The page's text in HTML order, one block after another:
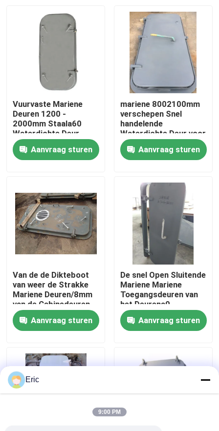
Thuis
Over ons
Fabrieksreis
Kwaliteitscontrole
Contacteer ons
Vraag een offerte aan
Company News
mariene deuren
Vuurvaste Mariene
Deuren 1200 -
2000mm Staala60
Waterdichte Deur
8mm Dikte
Aanvraag sturen
mariene 8002100mm
verschepen Snel
handelende
Waterdichte Deur voor
Scheepsbouw
Aanvraag sturen
Van de de Dikteboot
van weer de Strakke
Mariene Deuren/8mm
van de Cabinedeuren
Rechte hoek/Ronde
HoekhoekAanvraag sturen
De snel Open Sluitende
Mariene Mariene
Toegangsdeuren van
het Deurena0
Weathertight Staal
Aanvraag sturen
Eric
9:00 PM